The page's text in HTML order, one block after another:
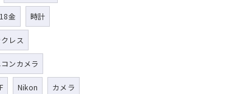
18金 時計
レス
コンカメラ
Nikon カメラ